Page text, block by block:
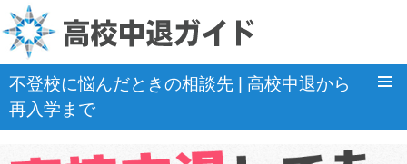
不登校に悩んだときの相談先 | 高校中退から
再入学まで
ホーム